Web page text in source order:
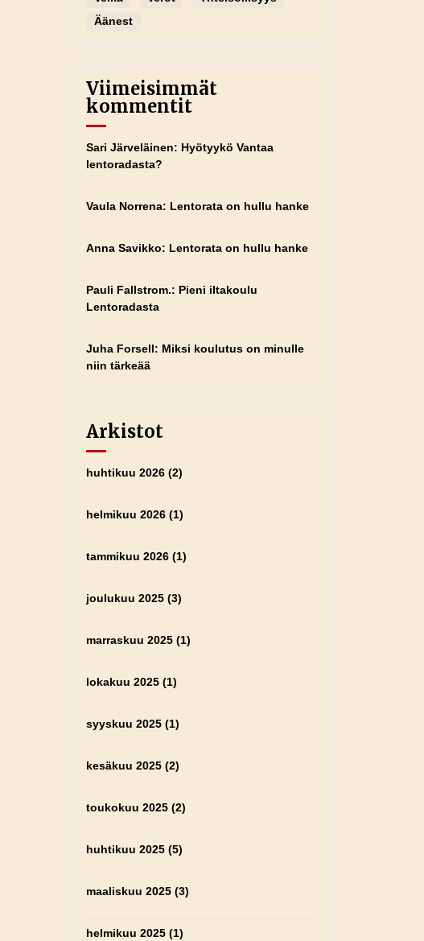
Äänest
Viimeisimmät
kommentit
Sari Järveläinen: Hyötyykö Vantaa
lentoradasta?
Vaula Norrena: Lentorata on hullu hanke
Anna Savikko: Lentorata on hullu hanke
Pauli Fallstrom.: Pieni iltakoulu
Lentoradasta
Juha Forsell: Miksi koulutus on minulle
niin tärkeää
Arkistot
huhtikuu 2026 (2)
helmikuu 2026 (1)
tammikuu 2026 (1)
joulukuu 2025 (3)
marraskuu 2025 (1)
lokakuu 2025 (1)
syyskuu 2025 (1)
kesäkuu 2025 (2)
toukokuu 2025 (2)
huhtikuu 2025 (5)
maaliskuu 2025 (3)
helmikuu 2025 (1)